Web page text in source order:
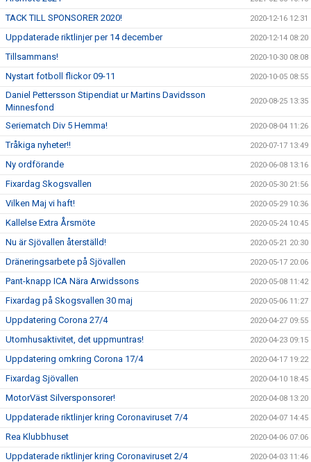
TACK TILL SPONSORER 2020! 2020-12-16 12:31
Uppdaterade riktlinjer per 14 december 2020-12-14 08:20
Tillsammans! 2020-10-30 08:08
Nystart fotboll flickor 09-11 2020-10-05 08:55
Daniel Pettersson Stipendiat ur Martins Davidsson
Minnesfond
2020-08-25 13:35
Seriematch Div 5 Hemma! 2020-08-04 11:26
Tråkiga nyheter!! 2020-07-17 13:49
Ny ordförande 2020-06-08 13:16
Fixardag Skogsvallen 2020-05-30 21:56
Vilken Maj vi haft! 2020-05-29 10:36
Kallelse Extra Årsmöte 2020-05-24 10:45
Nu är Sjövallen återställd! 2020-05-21 20:30
Dräneringsarbete på Sjövallen 2020-05-17 20:06
Pant-knapp ICA Nära Arwidssons 2020-05-08 11:42
Fixardag på Skogsvallen 30 maj 2020-05-06 11:27
Uppdatering Corona 27/4 2020-04-27 09:55
Utomhusaktivitet, det uppmuntras! 2020-04-23 09:15
Uppdatering omkring Corona 17/4 2020-04-17 19:22
Fixardag Sjövallen 2020-04-10 18:45
MotorVäst Silversponsorer! 2020-04-08 13:20
Uppdaterade riktlinjer kring Coronaviruset 7/4 2020-04-07 14:45
Rea Klubbhuset 2020-04-06 07:06
Uppdaterade riktlinjer kring Coronaviruset 2/4 2020-04-03 11:46